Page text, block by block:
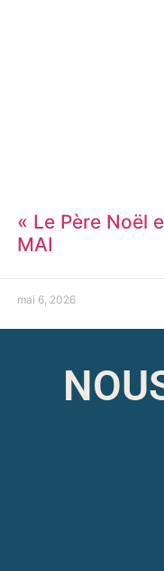
« Le Père Noël
MAI
mai 6, 2026